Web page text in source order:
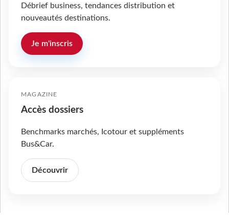
Débrief business, tendances distribution et
nouveautés destinations.
Je m'inscris
MAGAZINE
Accès dossiers
Benchmarks marchés, Icotour et suppléments
Bus&Car.
Découvrir